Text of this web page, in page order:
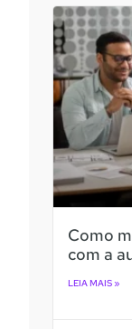
Como
com a
LEIA MAIS »